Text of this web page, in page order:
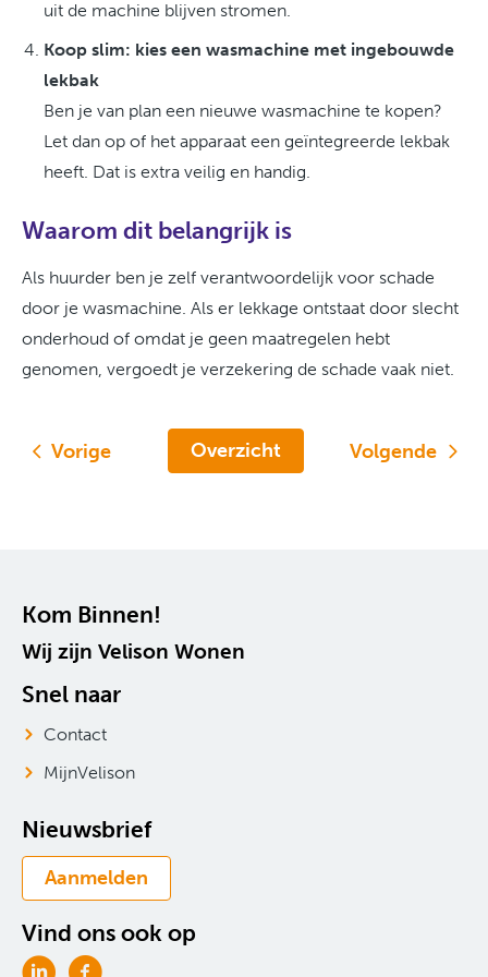
uit de machine blijven stromen.
Koop slim: kies een wasmachine met ingebouwde
lekbak
Ben je van plan een nieuwe wasmachine te kopen?
Let dan op of het apparaat een geïntegreerde lekbak
heeft. Dat is extra veilig en handig.
Waarom dit belangrijk is
Als huurder ben je zelf verantwoordelijk voor schade
door je wasmachine. Als er lekkage ontstaat door slecht
onderhoud of omdat je geen maatregelen hebt
genomen, vergoedt je verzekering de schade vaak niet.
Volgende
Overzicht
Vorige
Contactinformatie
Kom Binnen!
Wij zijn Velison Wonen
Snel naar
Contact
MijnVelison
Nieuwsbrief
Aanmelden
Vind ons ook op